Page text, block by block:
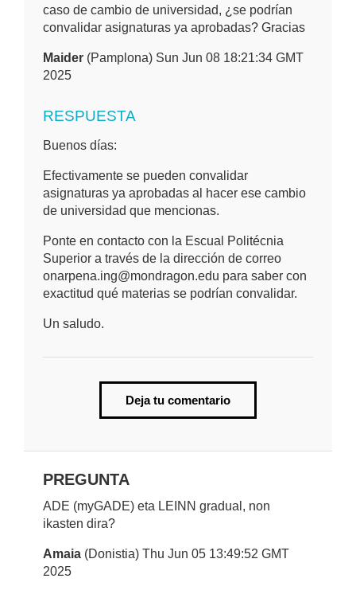
caso de cambio de universidad, ¿se podrían
convalidar asignaturas ya aprobadas? Gracias
Maider (Pamplona) Sun Jun 08 18:21:34 GMT
2025
RESPUESTA
Buenos días:
Efectivamente se pueden convalidar
asignaturas ya aprobadas al hacer ese cambio
de universidad que mencionas.
Ponte en contacto con la Escual Politécnia
Superior a través de la dirección de correo
onarpena.ing@mondragon.edu para saber con
exactitud qué materias se podrían convalidar.
Un saludo.
Deja tu comentario
PREGUNTA
ADE (myGADE) eta LEINN gradual, non
ikasten dira?
Amaia (Donistia) Thu Jun 05 13:49:52 GMT
2025